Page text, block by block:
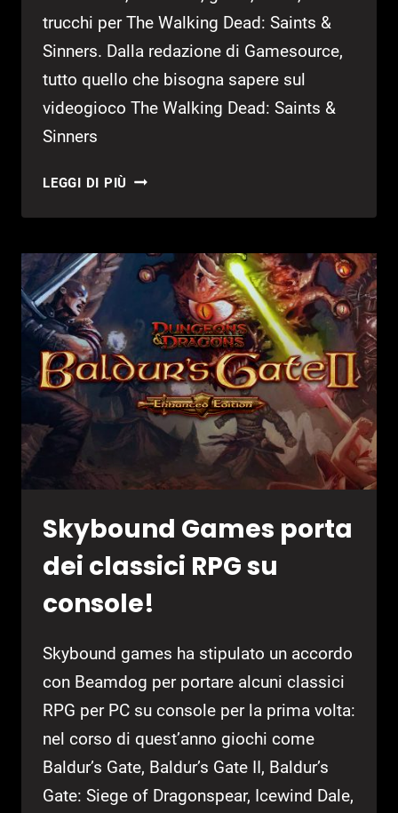
trucchi per The Walking Dead: Saints &
Sinners. Dalla redazione di Gamesource,
tutto quello che bisogna sapere sul
videogioco The Walking Dead: Saints &
Sinners
LEGGI DI PIÙ THE
DEAD:
SINNERS
Skybound Games porta
dei classici RPG su
console!
Skybound games ha stipulato un accordo
con Beamdog per portare alcuni classici
RPG per PC su console per la prima volta:
nel corso di quest’anno giochi come
Baldur’s Gate, Baldur’s Gate II, Baldur’s
Gate: Siege of Dragonspear, Icewind Dale,